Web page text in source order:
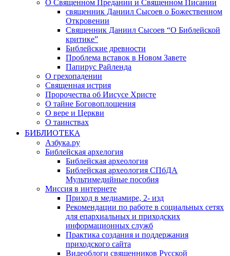
О Священном Предании и Священном Писании
священник Даниил Сысоев о Божественном
Откровении
Священник Даниил Сысоев “О Библейской
критике”
Библейские древности
Проблема вставок в Новом Завете
Папирус Райленда
О грехопадении
Священная истрия
Пророчества об Иисусе Христе
О тайне Боговоплощения
О вере и Церкви
О таинствах
БИБЛИОТЕКА
Азбука.ру
Библейская архелогия
Библейская археология
Библейская археология СПбДА
Мультимедийные пособия
Миссия в интернете
Приход в медиамире, 2- изд
Рекомендации по работе в социальных сетях
для епархиальных и приходских
информационных служб
Практика создания и поддержания
приходского сайта
Видеоблоги священников Русской